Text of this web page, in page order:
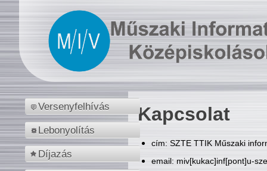
Versenyfelhívás
Lebonyolítás
Díjazás
Kapcsolat
cím: SZTE TTIK Műszaki
email: miv[kukac]inf[pont]u-